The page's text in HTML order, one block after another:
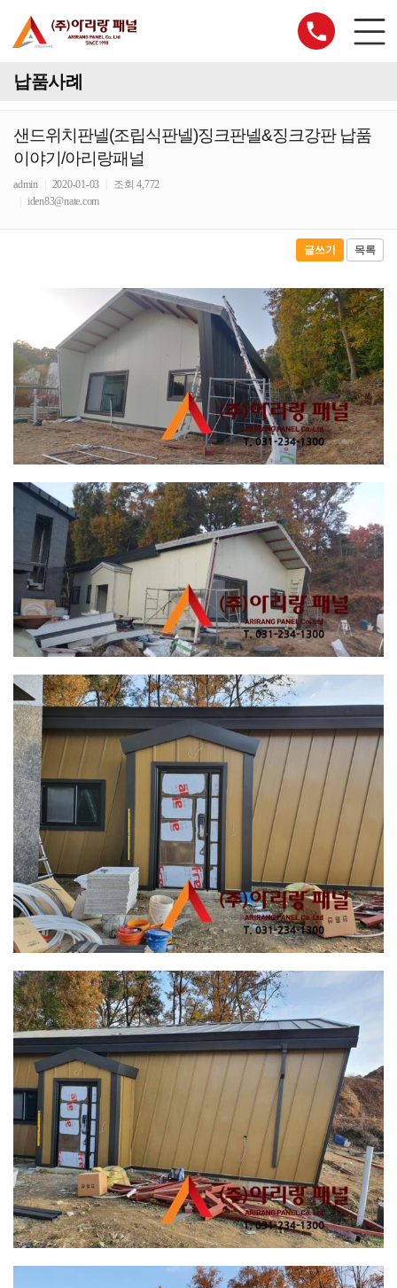
납품사례
샌드위치판넬(조립식판넬)징크판넬&징크강판 납품
이야기/아리랑패널
admin 2020-01-03
조회 4,772
iden83@nate.com
글쓰기 목록